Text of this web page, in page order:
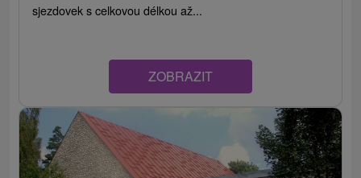
sjezdovek s celkovou délkou až...
ZOBRAZIT